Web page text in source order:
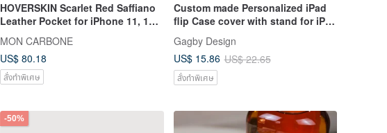
HOVERSKIN Scarlet Red Saffiano
Leather Pocket for iPhone 11, 11
Pro, 11 Pro Max
MON CARBONE
US$ 80.18
สั่งทำพิเศษ
Custom made Personalized iPad
flip Case cover with stand for iPad
Pro Air 7 11th
Gagby Design
US$ 15.86 US$ 22.65
สั่งทำพิเศษ
-50%